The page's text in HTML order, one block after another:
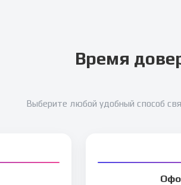
Время
Выберите любой удобный способ